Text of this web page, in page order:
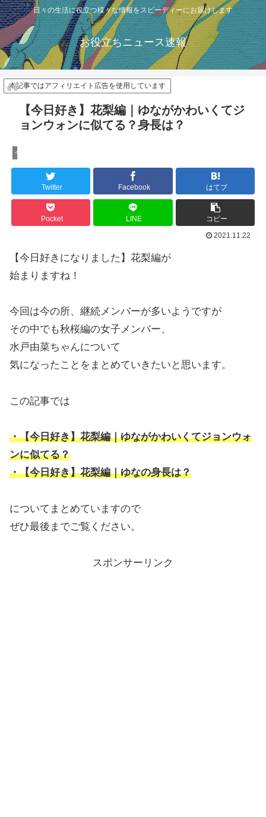
日々の生活に役立つ様々な情報をスピーディーにお届けします
お役立ちニュース速報
本記事ではアフィリエイト広告を使用しています
【今日好き】花梨編｜ゆながかわいくてジ
ョンウォンに似てる？身長は？
今日好き
Twitter Facebook はてブ
Pocket LINE
コピー
2021.11.22
【今日好きになりました】花梨編が
始まりますね！
今回は今の所、継続メンバーが多いようですが
その中でも秋桜編の女子メンバー、
水戸由菜ちゃんについて
気になったことをまとめていきたいと思います。
この記事では
・【今日好き】花梨編｜ゆながかわいくてジョンウォ
ンに似てる？
・【今日好き】花梨編｜ゆなの身長は？
についてまとめていますので
ぜひ最後までご覧ください。
スポンサーリンク